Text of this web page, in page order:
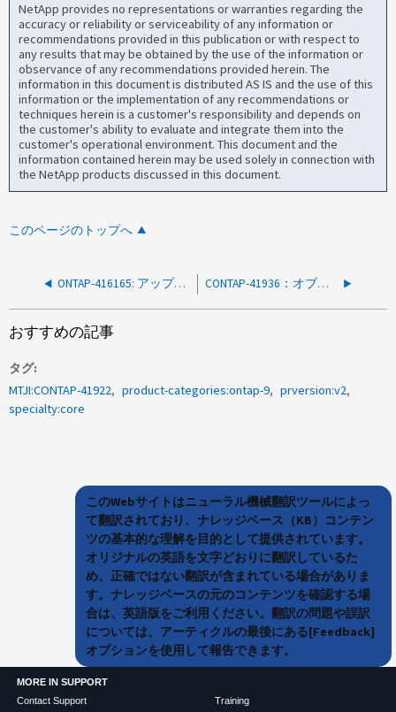
NetApp provides no representations or warranties regarding the
accuracy or reliability or serviceability of any information or
recommendations provided in this publication or with respect to
any results that may be obtained by the use of the information or
observance of any recommendations provided herein. The
information in this document is distributed AS IS and the use of this
information or the implementation of any recommendations or
techniques herein is a customer's responsibility and depends on
the customer's ability to evaluate and integrate them into the
customer's operational environment. This document and the
information contained herein may be used solely in connection with
the NetApp products discussed in this document.
このページのトップへ
ONTAP-416165: アップグレード後にノードがAPI呼び出しに応答しない CONTAP-41936：オブジェクト：web_cryptoメソッド：baselineの適用に失敗しました。理由：クライアント認証を有効にできませんでした。SVM vserver01には「client_ca」タイプの証明書がありません
おすすめの記事
タグ
MTJI:CONTAP-41922
product-categories:ontap-9
prversion:v2
specialty:core
このWebサイトはニューラル機械翻訳ツールによっ
て翻訳されており、ナレッジベース（KB）コンテン
ツの基本的な理解を目的として提供されています。
オリジナルの英語を文字どおりに翻訳しているた
め、正確ではない翻訳が含まれている場合がありま
す。ナレッジベースの元のコンテンツを確認する場
合は、英語版をご利用ください。翻訳の問題や誤訳
については、アーティクルの最後にある[Feedback]
オプションを使用して報告できます。
MORE IN SUPPORT
Contact Support
Training